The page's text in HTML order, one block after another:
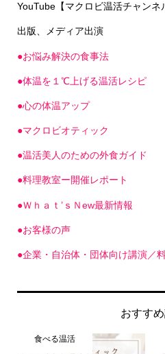
YouTube【マクロビ温活チャンネ
出版、メディア出演
●お悩み解決の食事法
●体温を１℃上げる温活レシピ
●心の体温アップ
●マクロビオティック
●温活美人のための外食ガイド
●料理教室ー開催レポート
●Ｗｈａｔ’ｓＮew最新情報
●お客様の声
●企業・自治体・団体向け講演／
おすす
食べる温活